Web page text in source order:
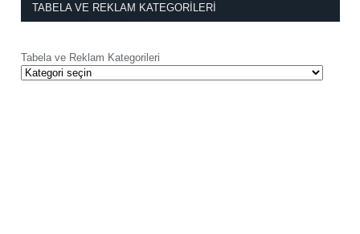
TABELA VE REKLAM KATEGORILERI
Tabela ve Reklam Kategorileri